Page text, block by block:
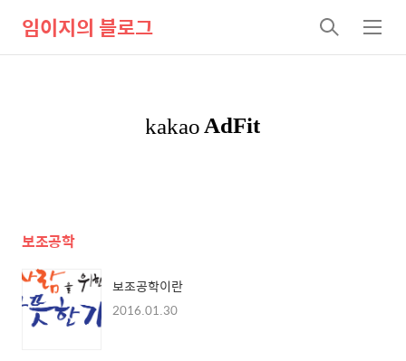
임이지의 블로그
검
색
메
뉴
보조공학
보조공학이란
2016.01.30